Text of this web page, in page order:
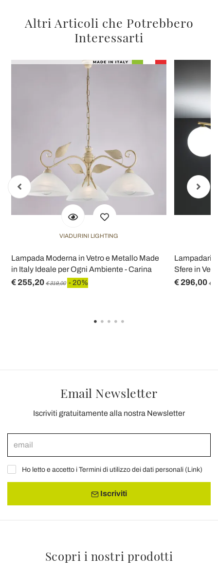
Altri Articoli che Potrebbero
Interessarti
VIADURINI LIGHTING
Lampada Moderna in Vetro e Metallo Made
in Italy Ideale per Ogni Ambiente - Carina
€ 255,20 € 319,00 - 20%
Lampadario
Sfere in
€ 296,00 €
Email Newsletter
Iscriviti gratuitamente alla nostra Newsletter
Ho letto e accetto i Termini di utilizzo dei dati personali (Link)
Iscriviti
Scopri i nostri prodotti